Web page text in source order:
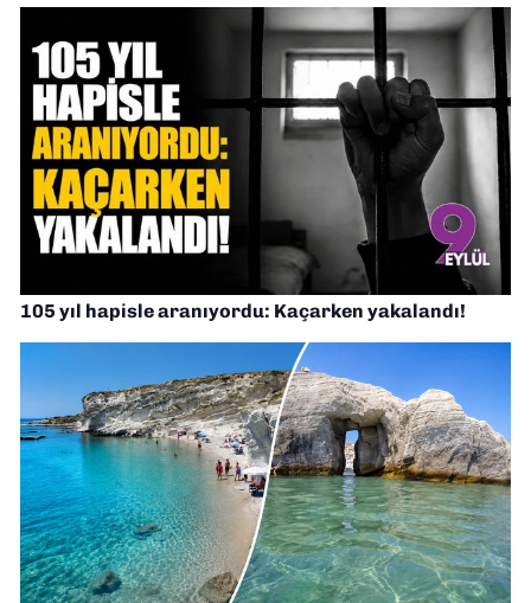
105 yıl hapisle aranıyordu: Kaçarken yakalandı!